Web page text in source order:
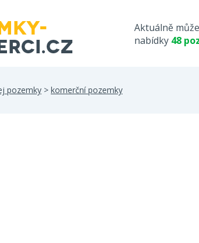
Aktuálně
nabídky 48
pozemky > komerční pozemky